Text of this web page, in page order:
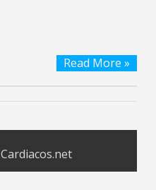
Read More »
Cardiacos.net